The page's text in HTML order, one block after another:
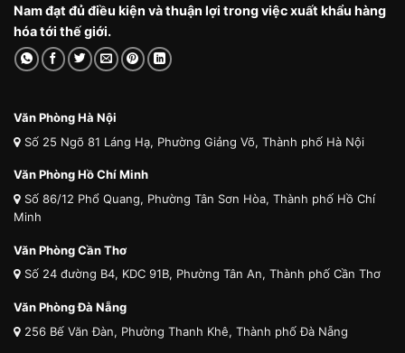
Nam đạt đủ điều kiện và thuận lợi trong việc xuất khẩu hàng
hóa tới thế giới.
Văn Phòng Hà Nội
Số 25 Ngõ 81 Láng Hạ, Phường Giảng Võ, Thành phố Hà Nội
Văn Phòng Hồ Chí Minh
Số 86/12 Phổ Quang, Phường Tân Sơn Hòa, Thành phố Hồ Chí
Minh
Văn Phòng Cần Thơ
Số 24 đường B4, KDC 91B, Phường Tân An, Thành phố Cần Thơ
Văn Phòng Đà Nẵng
256 Bế Văn Đàn, Phường Thanh Khê, Thành phố Đà Nẵng